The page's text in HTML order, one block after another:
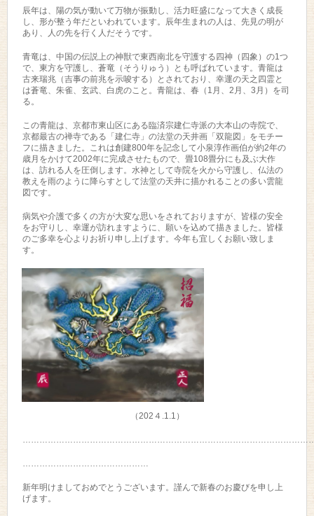
辰年は、陽の気が動いて万物が振動し、活力旺盛になって大きく成長
し、形が整う年だといわれています。辰年生まれの人は、先見の明が
あり、人の先を行く人だそうです。
青竜は、中国の伝説上の神獣で東西南北を守護する四神（四象）の1つ
で、東方を守護し、蒼竜（そうりゅう）とも呼ばれています。青龍は
古来瑞兆（吉事の前兆を示唆する）とされており、幸運の天之四霊と
は蒼竜、朱雀、玄武、白虎のこと。青龍は、春（1月、2月、3月）を司
る。
この青龍は、京都市東山区にある臨済宗建仁寺派の大本山の寺院で、
京都最古の禅寺である「建仁寺」の法堂の天井画「双龍図」をモチー
フに描きました。これは創建800年を記念して小泉淳作画伯が約2年の
歳月をかけて2002年に完成させたもので、畳108畳分にも及ぶ大作
は、訪れる人を圧倒します。水神として寺院を火から守護し、仏法の
教えを雨のように降らすとして法堂の天井に描かれることの多い雲龍
図です。
病気や介護で多くの方が大変な思いをされておりますが、皆様の安全
をお守りし、幸運が訪れますように、願いを込めて描きました。皆様
のご多幸を心よりお祈り申し上げます。今年も宜しくお願い致しま
す。
（202４.1.1）
………………………………………
新年明けましておめでとうございます。謹んで新春のお慶びを申し上
げます。